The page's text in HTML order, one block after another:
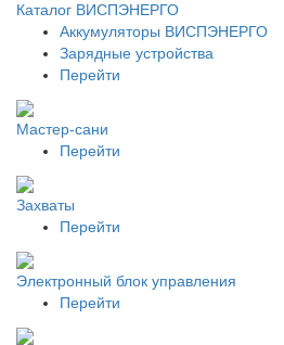
Каталог ВИСПЭНЕРГО
Аккумуляторы ВИСПЭНЕРГО
Зарядные устройства
Перейти
Мастер-сани
Перейти
Захваты
Перейти
Электронный блок управления
Перейти